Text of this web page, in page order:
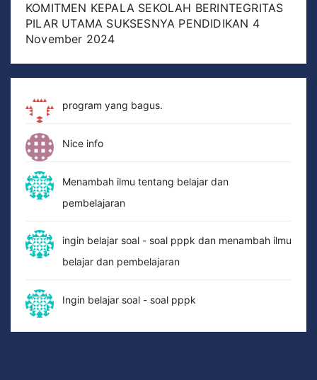
KOMITMEN KEPALA SEKOLAH BERINTEGRITAS
PILAR UTAMA SUKSESNYA PENDIDIKAN 4
November 2024
program yang bagus.
Nice info
Menambah ilmu tentang belajar dan
pembelajaran
ingin belajar soal - soal pppk dan menambah ilmu
belajar dan pembelajaran
Ingin belajar soal - soal pppk